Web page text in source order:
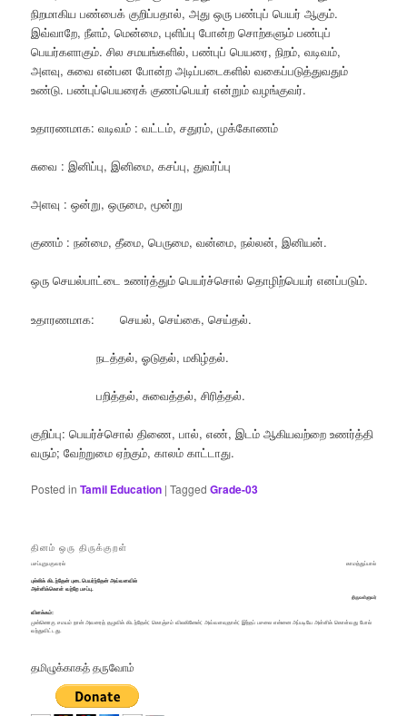
நிறமாகிய பண்பைக் குறிப்பதால், அது ஒரு பண்புப் பெயர் ஆகும்.
இவ்வாறே, நீளம், மென்மை, புளிப்பு போன்ற சொற்களும் பண்புப்
பெயர்களாகும். சில சமயங்களில், பண்புப் பெயரை, நிறம், வடிவம்,
அளவு, சுவை என்பன போன்ற அடிப்படைகளில் வகைப்படுத்துவதும்
உண்டு. பண்புப்பெயரைக் குணப்பெயர் என்றும் வழங்குவர்.
உதாரணமாக: வடிவம் : வட்டம், சதுரம், முக்கோணம்
சுவை : இனிப்பு, இனிமை, கசப்பு, துவர்ப்பு
அளவு : ஒன்று, ஒருமை, மூன்று
குணம் : நன்மை, தீமை, பெருமை, வன்மை, நல்லன், இனியன்.
ஒரு செயல்பாட்டை உணர்த்தும் பெயர்ச்சொல் தொழிற்பெயர் எனப்படும்.
உதாரணமாக: செயல், செய்கை, செய்தல்.
நடத்தல், ஓடுதல், மகிழ்தல்.
பறித்தல், சுவைத்தல், சிரித்தல்.
குறிப்பு: பெயர்ச்சொல் திணை, பால், எண், இடம் ஆகியவற்றை உணர்த்தி
வரும்; வேற்றுமை ஏற்கும், காலம் காட்டாது.
Posted in Tamil Education |Tagged Grade-03
தினம் ஒரு திருக்குறள்
பசப்புறுபருவரல் காமத்துப்பால்
புல்லிக் கிடந்தேன் புடைபெயர்ந்தேன் அவ்வளவில்
அள்ளிக்கொள் வற்றே பசப்பு.
திருவள்ளுவர்
விளக்கம்:
முன்னொரு சமயம் நான் அவரைத் தழுவிக் கிடந்தேன்; கொஞ்சம் விலகினேன்; அவ்வளவுதான்; இந்தப் பசலை என்னை அப்படியே அள்ளிக் கொள்வது போல்
வந்துவிட்டது.
தமிழுக்காகத் தருவோம்